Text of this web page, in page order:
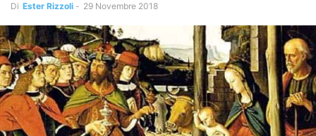
Di Ester Rizzoli - 29 Novembre 2018